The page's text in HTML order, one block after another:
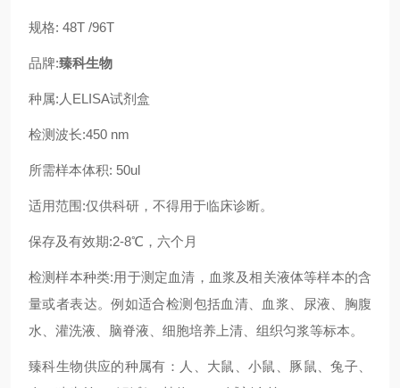
规格: 48T /96T
品牌:臻科生物
种属: 人 ELISA试剂盒
检测波长:450 nm
所需样本体积: 50ul
适用范围:仅供科研 ， 不得用于临床诊断。
保存及有效期:2-8℃，六个月
检测样本种类:用于测定血清，血浆及相关液体等样本的含
量或者表达。例如适合检测包括血清、血浆、尿液、胸腹
水、灌洗液、脑脊液、细胞培养上清、组织匀浆等标本。
臻科生物供应的种属有： 人
、大鼠、小鼠、豚鼠、兔子、